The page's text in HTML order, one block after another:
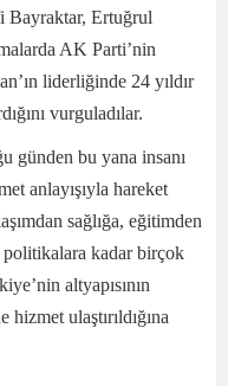
Ertuğrul
AK Parti’nin
liderliğinde 24 yıldır
vurguladılar.
bu yana insanı
anlayışıyla hareket
sağlığa, eğitimden
politikalara kadar birçok
altyapısının
ulaştırıldığına